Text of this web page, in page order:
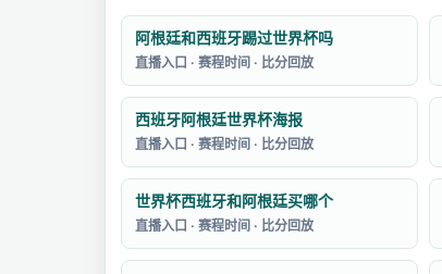
阿根廷和西班牙踢过世界杯吗
直播入口 · 赛程时间 · 比分回放
西班牙阿根廷世界杯海报
直播入口 · 赛程时间 · 比分回放
世界杯西班牙和阿根廷买哪个
直播入口 · 赛程时间 · 比分回放